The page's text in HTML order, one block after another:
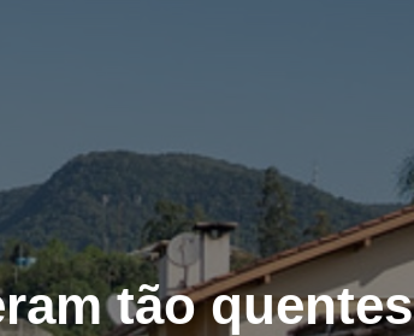
tão quentes